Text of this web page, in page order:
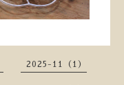
2025-11（1）